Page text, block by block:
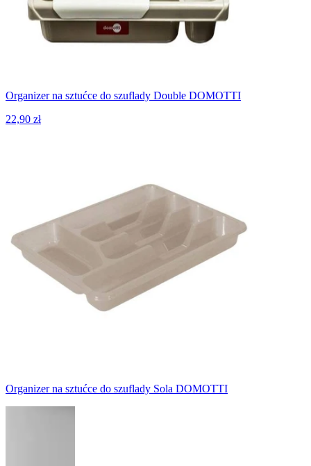
Organizer na sztućce do szuflady Double DOMOTTI
22,90 zł
Organizer na sztućce do szuflady Sola DOMOTTI